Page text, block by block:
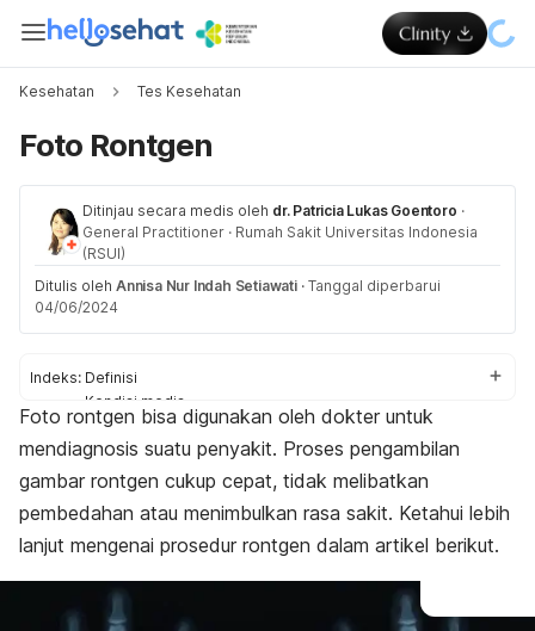
Kesehatan Tes Kesehatan
Foto Rontgen
Ditinjau secara medis oleh dr. Patricia Lukas Goentoro ·
General Practitioner · Rumah Sakit Universitas Indonesia
(RSUI)
Ditulis oleh Annisa Nur Indah Setiawati · Tanggal diperbarui
04/06/2024
Indeks: Definisi
Kondisi medis
Tahapan
Hal yang perlu diperhatikan
Foto rontgen bisa digunakan oleh dokter untuk
mendiagnosis suatu penyakit. Proses pengambilan
gambar rontgen cukup cepat, tidak melibatkan
pembedahan atau menimbulkan rasa sakit. Ketahui lebih
lanjut mengenai prosedur rontgen dalam artikel berikut.